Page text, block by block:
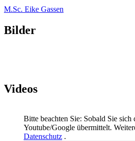
M.Sc. Eike Gassen
Bilder
Videos
Bitte beachten Sie: Sobald Sie
Youtube/Google übermittelt.
Datenschutz .